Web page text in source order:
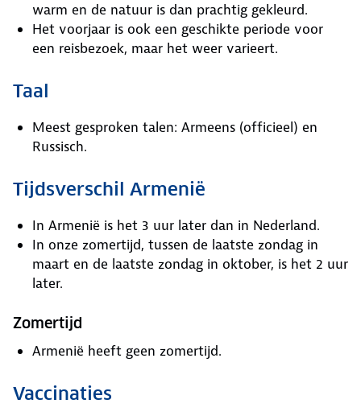
warm en de natuur is dan prachtig gekleurd.
Het voorjaar is ook een geschikte periode voor
een reisbezoek, maar het weer varieert.
Taal
Meest gesproken talen: Armeens (officieel) en
Russisch.
Tijdsverschil Armenië
In Armenië is het 3 uur later dan in Nederland.
In onze zomertijd, tussen de laatste zondag in
maart en de laatste zondag in oktober, is het 2 uur
later.
Zomertijd
Armenië heeft geen zomertijd.
Vaccinaties